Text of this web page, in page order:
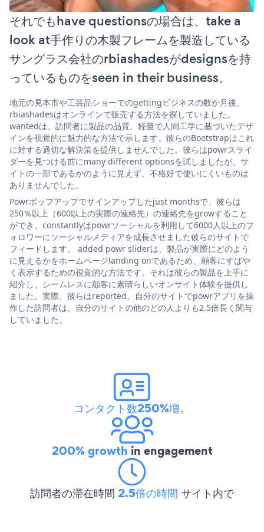
それでもhave questionsの場合は、take a
look at手作りの木製フレームを製造している
サングラス会社のrbiashadesがdesignsを持
っているものをseen in their business。
地元の見本市や工芸品ショーでのgettingビジネスの数か月後、
rbiashadesはオンラインで販売する方法を探していました。
wantedは、訪問者に製品の品質、軽量で人間工学に基づいたデザ
インを視覚的に魅力的な方法で示します。彼らのBootstrapはこれ
に対する適切な解決策を提供しませんでした。彼らはpowrスライ
ダーを見つける前にmany different optionsを試しましたが、サ
イトの一部であるかのように見えず、不格好で使いにくいものは
ありませんでした。
Powrポップアップでサインアップしたjust monthsで、彼らは
250％以上（600以上の実際の連絡先）の連絡先をgrowすること
ができ、constantlyはpowrソーシャルを利用して6000人以上のフ
ォロワーにソーシャルメディアを成長させました彼らのサイトで
フィードします。 added powr sliderは、製品が実際にどのよう
に見えるかをホームページlanding onであるため、顧客にすばや
く表示するための視覚的な方法です。それは彼らの製品を上手に
紹介し、シームレスに顧客に素晴らしいオンサイト体験を提供し
ました。実際、彼らはreported、自分のサイトでpowrアプリを操
作した訪問者は、自分のサイトの他のどの人よりも2.5倍長く関与
していました。
コンタクト数250%増。
200% growth in engagement
訪問者の滞在時間 2.5倍の時間 サイト内で